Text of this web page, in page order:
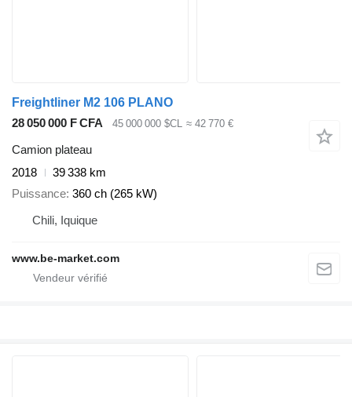
Freightliner M2 106 PLANO
28 050 000 F CFA
45 000 000 $CL ≈ 42 770 €
Camion plateau
2018
39 338 km
Puissance 360 ch (265 kW)
Chili, Iquique
www.be-market.com